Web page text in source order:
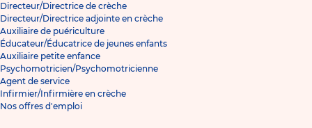
Directeur/Directrice de crèche
Directeur/Directrice adjointe en crèche
Auxiliaire de puériculture
Éducateur/Éducatrice de jeunes enfants
Auxiliaire petite enfance
Psychomotricien/Psychomotricienne
Agent de service
Infirmier/Infirmière en crèche
Nos offres d'emploi